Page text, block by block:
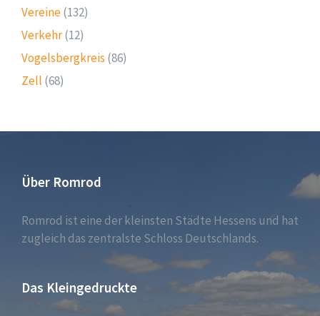
Vereine(132)
Verkehr(12)
Vogelsbergkreis (86)
Zell (68)
Über Romrod
Romrod ist eine der kleinsten Städte Hessens und hat
zugleich das zentralste Schloss Deutschlands.
Das Kleingedruckte